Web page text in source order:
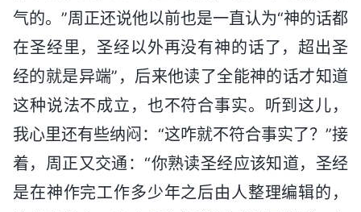
气的。”周正还说他以前也是一直认为“神的话都
在圣经里，圣经以外再没有神的话了，超出圣
经的就是异端”，后来他读了全能神的话才知道
这种说法不成立，也不符合事实。听到这儿，
我心里还有些纳闷：“这咋就不符合事实了？”接
着，周正又交通：“你熟读圣经应该知道，圣经
是在神作完工作多少年之后由人整理编辑的，